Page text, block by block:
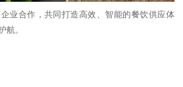
业合作，共同打造高效、智能的餐饮供应体
航。